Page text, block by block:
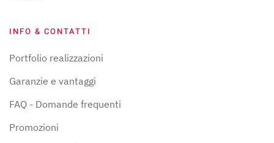
INFO & CONTATTI
Portfolio realizzazioni
Garanzie e vantaggi
FAQ - Domande frequenti
Promozioni